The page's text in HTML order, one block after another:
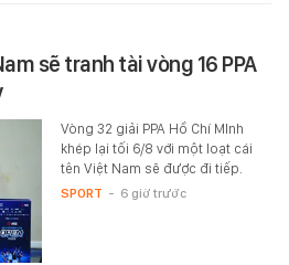
sẽ tranh tài vòng 16 PPA
Vòng 32 giải PPA Hồ Chí MInh
khép lại tối 6/8 với một loạt cái
tên Việt Nam sẽ được đi tiếp.
SPORT - 6 giờ trước